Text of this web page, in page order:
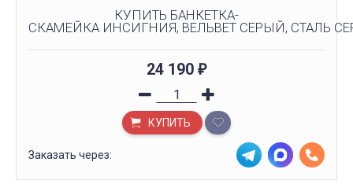
КУПИТЬ БАНКЕТКА-
СКАМЕЙКА ИНСИГНИЯ, ВЕЛЬВЕТ СЕРЫЙ, СТАЛЬ
24 190 ₽
КУПИТЬ
Заказать через: